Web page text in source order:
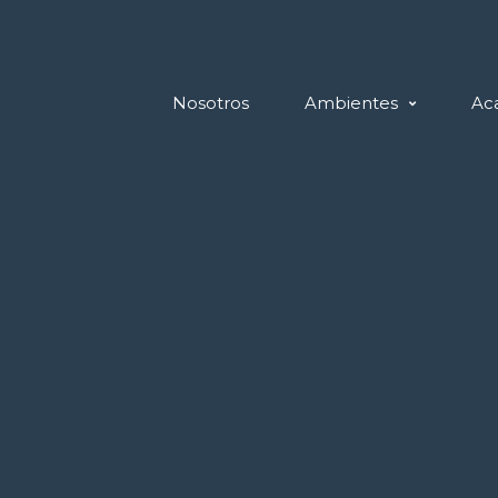
Nosotros Ambientes